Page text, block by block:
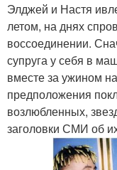
Элджей и Настя
летом, на днях
воссоединении.
супруга у себя в
вместе за ужином
предположения
возлюбленных,
заголовки СМИ об